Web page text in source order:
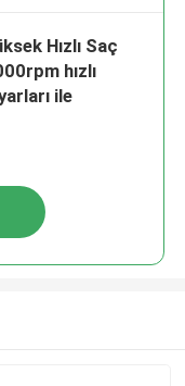
Hızlı Saç
hızlı
ile